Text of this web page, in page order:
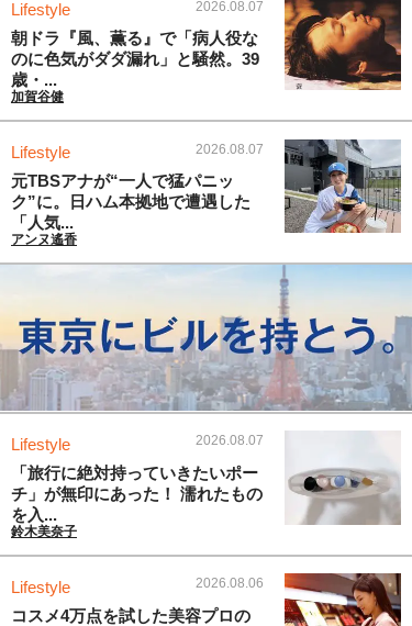
Lifestyle 2026.08.07
朝ドラ『風、薫る』で「病人役な
のに色気がダダ漏れ」と騒然。39
歳・...
加賀谷健
Lifestyle 2026.08.07
元TBSアナが“一人で猛パニッ
ク”に。日ハム本拠地で遭遇した
「人気...
アンヌ遙香
Lifestyle 2026.08.07
「旅行に絶対持っていきたいポー
チ」が無印にあった！ 濡れたもの
を入...
鈴木美奈子
Lifestyle 2026.08.06
コスメ4万点を試した美容プロの